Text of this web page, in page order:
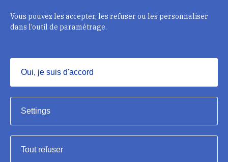
2 rue Vivienne - 75002 Paris
Tél. : + 33 1 44 41 16 41
124 rue Henri Barbusse - 93300 Aubervilliers
Vous pouvez les accepter, les refuser ou les personnaliser
dans l’outil de paramétrage.
Oui, je suis d'accord
Masquer
Settings
Tout refuser